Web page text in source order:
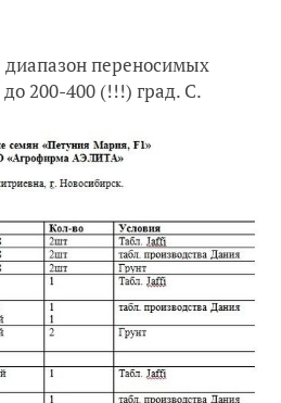
переносимых
200-400 (!!!) град. С.